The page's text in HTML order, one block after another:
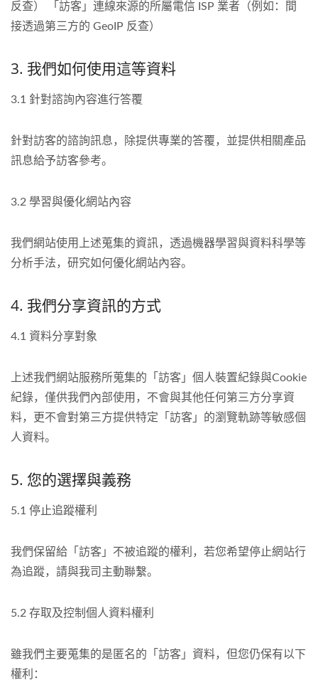
反查） 「訪客」連線來源的所屬電信 ISP 業者（例如：間
接透過第三方的 GeoIP 反查）
3. 我們如何使用這等資料
3.1 針對諮詢內容進行答覆
針對訪客的諮詢訊息，除提供專業的答覆，並提供相關產品
訊息給予訪客參考。
3.2 學習與優化網站內容
我們網站使用上述蒐集的資訊，透過機器學習與資料科學等
分析手法，研究如何優化網站內容。
4. 我們分享資訊的方式
4.1 資料分享對象
上述我們網站服務所蒐集的「訪客」個人裝置紀錄與Cookie
紀錄，僅供我們內部使用，不會與其他任何第三方分享資
料，更不會對第三方提供特定「訪客」的瀏覽軌跡等敏感個
人資料。
5. 您的選擇與義務
5.1 停止追蹤權利
我們保留給「訪客」不被追蹤的權利，若您希望停止網站行
為追蹤，請與我司主動聯繫。
5.2 存取及控制個人資料權利
雖我們主要蒐集的是匿名的「訪客」資料，但您仍保有以下
權利：